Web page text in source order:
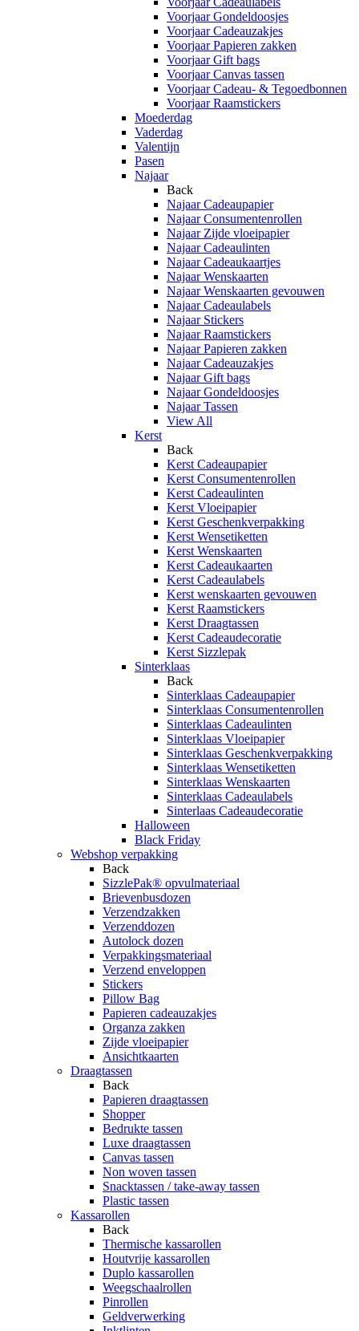
Voorjaar Gondeldoosjes
Voorjaar Cadeauzakjes
Voorjaar Papieren zakken
Voorjaar Gift bags
Voorjaar Canvas tassen
Voorjaar Cadeau- & Tegoedbonnen
Voorjaar Raamstickers
Moederdag
Vaderdag
Valentijn
Pasen
Najaar
Back
Najaar Cadeaupapier
Najaar Consumentenrollen
Najaar Zijde vloeipapier
Najaar Cadeaulinten
Najaar Cadeaukaartjes
Najaar Wenskaarten
Najaar Wenskaarten gevouwen
Najaar Cadeaulabels
Najaar Stickers
Najaar Raamstickers
Najaar Papieren zakken
Najaar Cadeauzakjes
Najaar Gift bags
Najaar Gondeldoosjes
Najaar Tassen
View All
Kerst
Back
Kerst Cadeaupapier
Kerst Consumentenrollen
Kerst Cadeaulinten
Kerst Vloeipapier
Kerst Geschenkverpakking
Kerst Wensetiketten
Kerst Wenskaarten
Kerst Cadeaukaarten
Kerst Cadeaulabels
Kerst wenskaarten gevouwen
Kerst Raamstickers
Kerst Draagtassen
Kerst Cadeaudecoratie
Kerst Sizzlepak
Sinterklaas
Back
Sinterklaas Cadeaupapier
Sinterklaas Consumentenrollen
Sinterklaas Cadeaulinten
Sinterklaas Vloeipapier
Sinterklaas Geschenkverpakking
Sinterklaas Wensetiketten
Sinterklaas Wenskaarten
Sinterklaas Cadeaulabels
Sinterlaas Cadeaudecoratie
Halloween
Black Friday
Webshop verpakking
Back
SizzlePak® opvulmateriaal
Brievenbusdozen
Verzendzakken
Verzenddozen
Autolock dozen
Verpakkingsmateriaal
Verzend enveloppen
Stickers
Pillow Bag
Papieren cadeauzakjes
Organza zakken
Zijde vloeipapier
Ansichtkaarten
Draagtassen
Back
Papieren draagtassen
Shopper
Bedrukte tassen
Luxe draagtassen
Canvas tassen
Non woven tassen
Snacktassen / take-away tassen
Plastic tassen
Kassarollen
Back
Thermische kassarollen
Houtvrije kassarollen
Duplo kassarollen
Weegschaalrollen
Pinrollen
Geldverwerking